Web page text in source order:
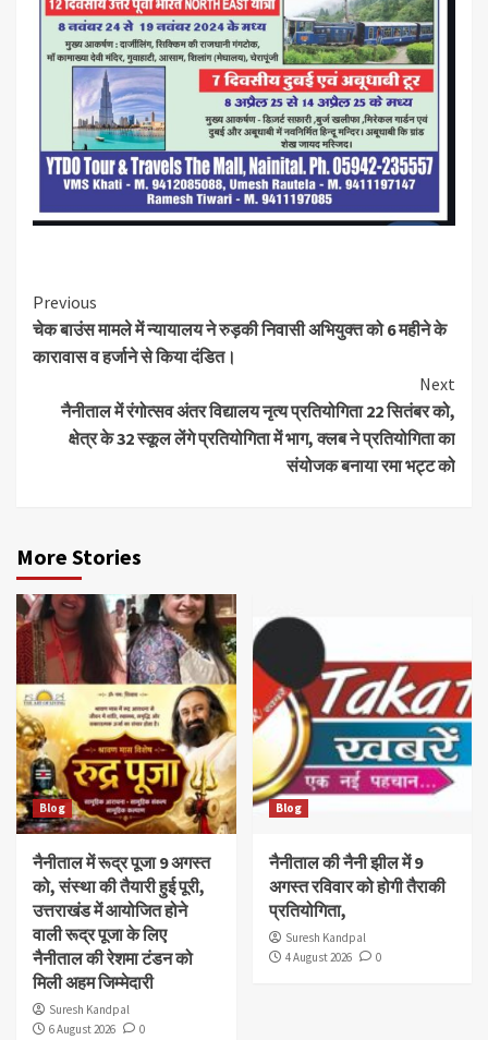
Continue
Reading
Previous
चेक बाउंस मामले में न्यायालय ने रुड़की निवासी अभियुक्त को 6 महीने के
कारावास व हर्जाने से किया दंडित।
Next
नैनीताल में रंगोत्सव अंतर विद्यालय नृत्य प्रतियोगिता 22 सितंबर को,
क्षेत्र के 32 स्कूल लेंगे प्रतियोगिता में भाग, क्लब ने प्रतियोगिता का
संयोजक बनाया रमा भट्ट को
More Stories
Blog
नैनीताल में रूद्र पूजा 9 अगस्त
को, संस्था की तैयारी हुई पूरी,
उत्तराखंड में आयोजित होने
वाली रूद्र पूजा के लिए
नैनीताल की रेशमा टंडन को
मिली अहम जिम्मेदारी
Suresh Kandpal
6 August 2026
0
Blog
नैनीताल की नैनी झील में 9
अगस्त रविवार को होगी तैराकी
प्रतियोगिता,
Suresh Kandpal
4 August 2026
0